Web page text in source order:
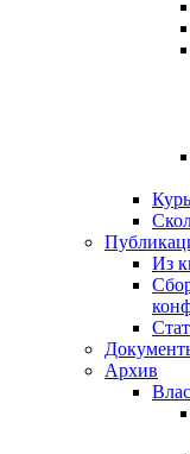
Из
Архив